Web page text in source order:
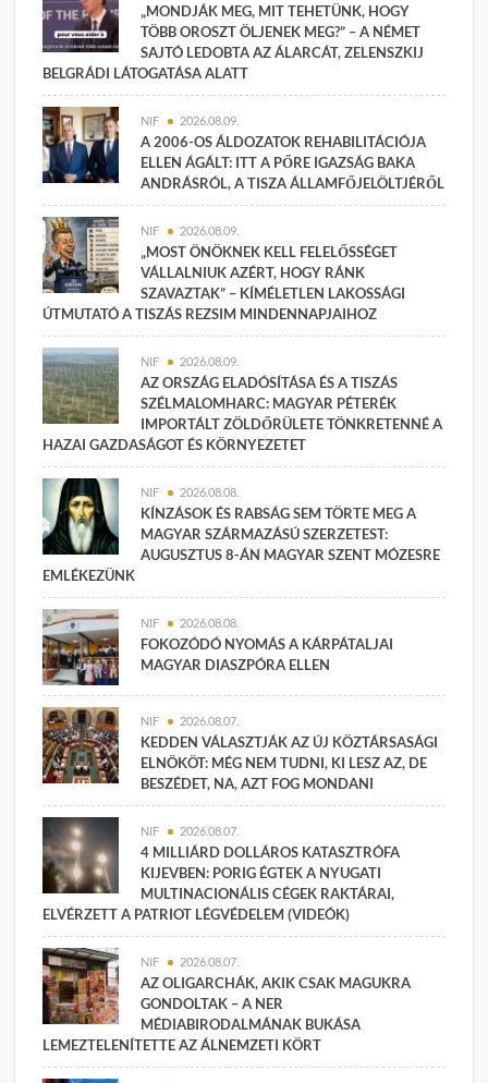
„MONDJÁK MEG, MIT TEHETÜNK, HOGY
TÖBB OROSZT ÖLJENEK MEG?” – A NÉMET
SAJTÓ LEDOBTA AZ ÁLARCÁT, ZELENSZKIJ
BELGRÁDI LÁTOGATÁSA ALATT
NIF 2026.08.09.
A 2006-OS ÁLDOZATOK REHABILITÁCIÓJA
ELLEN ÁGÁLT: ITT A PŐRE IGAZSÁG BAKA
ANDRÁSRÓL, A TISZA ÁLLAMFŐJELÖLTJÉRŐL
NIF 2026.08.09.
„MOST ÖNÖKNEK KELL FELELŐSSÉGET
VÁLLALNIUK AZÉRT, HOGY RÁNK
SZAVAZTAK” – KÍMÉLETLEN LAKOSSÁGI
ÚTMUTATÓ A TISZÁS REZSIM MINDENNAPJAIHOZ
NIF 2026.08.09.
AZ ORSZÁG ELADÓSÍTÁSA ÉS A TISZÁS
SZÉLMALOMHARC: MAGYAR PÉTERÉK
IMPORTÁLT ZÖLDŐRÜLETE TÖNKRETENNÉ A
HAZAI GAZDASÁGOT ÉS KÖRNYEZETET
NIF 2026.08.08.
KÍNZÁSOK ÉS RABSÁG SEM TÖRTE MEG A
MAGYAR SZÁRMAZÁSÚ SZERZETEST:
AUGUSZTUS 8-ÁN MAGYAR SZENT MÓZESRE
EMLÉKEZÜNK
NIF 2026.08.08.
FOKOZÓDÓ NYOMÁS A KÁRPÁTALJAI
MAGYAR DIASZPÓRA ELLEN
NIF 2026.08.07.
KEDDEN VÁLASZTJÁK AZ ÚJ KÖZTÁRSASÁGI
ELNÖKÖT: MÉG NEM TUDNI, KI LESZ AZ, DE
BESZÉDET, NA, AZT FOG MONDANI
NIF 2026.08.07.
4 MILLIÁRD DOLLÁROS KATASZTRÓFA
KIJEVBEN: PORIG ÉGTEK A NYUGATI
MULTINACIONÁLIS CÉGEK RAKTÁRAI,
ELVÉRZETT A PATRIOT LÉGVÉDELEM (VIDEÓK)
NIF 2026.08.07.
AZ OLIGARCHÁK, AKIK CSAK MAGUKRA
GONDOLTAK – A NER
MÉDIABIRODALMÁNAK BUKÁSA
LEMEZTELENÍTETTE AZ ÁLNEMZETI KÖRT